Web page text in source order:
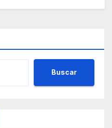
Buscar